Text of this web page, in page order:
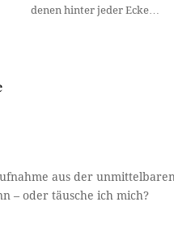
denen hinter jeder Ecke…
aus der
– oder täusche ich mich?